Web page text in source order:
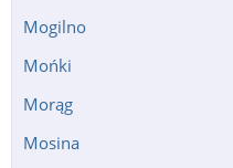
Mogilno
Mońki
Morąg
Mosina